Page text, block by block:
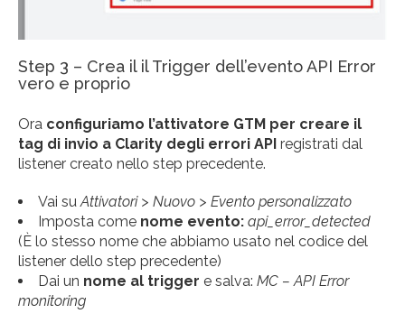
Step 3 – Crea il il Trigger dell’evento API Error
vero e proprio
Ora configuriamo l’attivatore GTM per creare il
tag di invio a Clarity degli errori API registrati dal
listener creato nello step precedente.
Vai suAttivatori > Nuovo > Evento personalizzato
Imposta come nome evento: api_error_detected
(È lo stesso nome che abbiamo usato nel codice del
listener dello step precedente)
Dai un nome al trigger e salva: MC – API Error
monitoring